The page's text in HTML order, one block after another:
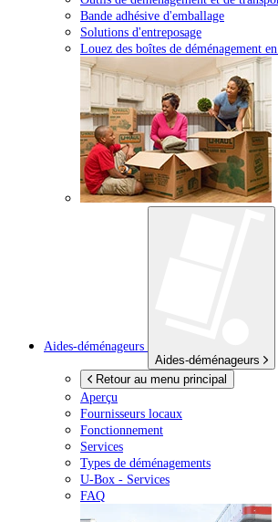
Bande adhésive d'emballage
Solutions d'entreposage
Louez des boîtes de déménagement
Aides-déménageurs
Aides-déménageurs
Retour au menu principal
Aperçu
Fournisseurs locaux
Fonctionnement
Services
Types de déménagements
U-Box - Services
FAQ